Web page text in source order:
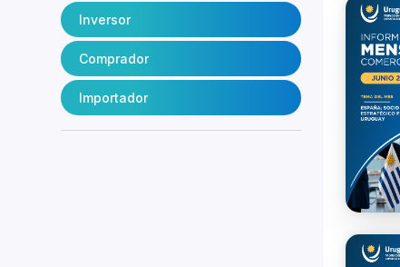
Inversor
Comprador
Importador